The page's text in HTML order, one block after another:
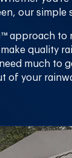
our simple
approach
quality
much to
of your